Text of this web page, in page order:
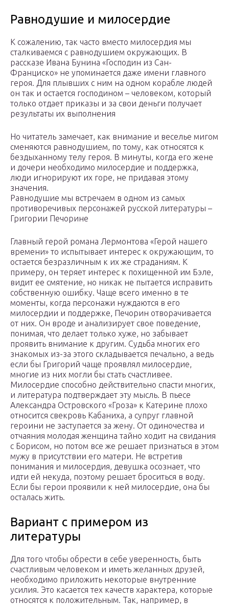
Равнодушие и милосердие
К сожалению, так часто вместо милосердия мы
сталкиваемся с равнодушием окружающих. В
рассказе Ивана Бунина «Господин из Сан-
Франциско» не упоминается даже имени главного
героя. Для плывших с ним на одном корабле людей
он так и остается господином – человеком, который
только отдает приказы и за свои деньги получает
результаты их выполнения
Но читатель замечает, как внимание и веселье мигом
сменяются равнодушием, по тому, как относятся к
бездыханному телу героя. В минуты, когда его жене
и дочери необходимо милосердие и поддержка,
люди игнорируют их горе, не придавая этому
значения.
Равнодушие мы встречаем в одном из самых
противоречивых персонажей русской литературы –
Григории Печорине
Главный герой романа Лермонтова «Герой нашего
времени» то испытывает интерес к окружающим, то
остается безразличным к их же страданиям. К
примеру, он теряет интерес к похищенной им Бэле,
видит ее смятение, но никак не пытается исправить
собственную ошибку. Чаще всего именно в те
моменты, когда персонажи нуждаются в его
милосердии и поддержке, Печорин отворачивается
от них. Он вроде и анализирует свое поведение,
понимая, что делает только хуже, но забывает
проявить внимание к другим. Судьба многих его
знакомых из-за этого складывается печально, а ведь
если бы Григорий чаще проявлял милосердие,
многие из них могли бы стать счастливее.
Милосердие способно действительно спасти многих,
и литература подтверждает эту мысль. В пьесе
Александра Островского «Гроза» к Катерине плохо
относится свекровь Кабаниха, а супруг главной
героини не заступается за жену. От одиночества и
отчаяния молодая женщина тайно ходит на свидания
с Борисом, но потом все же решает признаться в этом
мужу в присутствии его матери. Не встретив
понимания и милосердия, девушка осознает, что
идти ей некуда, поэтому решает броситься в воду.
Если бы герои проявили к ней милосердие, она бы
осталась жить.
Вариант с примером из
литературы
Для того чтобы обрести в себе уверенность, быть
счастливым человеком и иметь желанных друзей,
необходимо приложить некоторые внутренние
усилия. Это касается тех качеств характера, которые
относятся к положительным. Так, например, в